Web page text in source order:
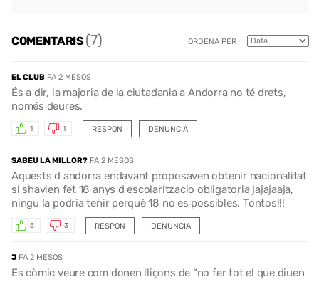
COMENTARIS(7) ORDENA PER
EL CLUB FA 2 MESOS
És a dir, la majoria de la ciutadania a Andorra no té drets,
només deures.
RESPON
1 1 DENUNCIA
SABEU LA MILLOR? FA 2 MESOS
Aquests d andorra endavant proposaven obtenir nacionalitat
si shavien fet 18 anys d escolaritzacio obligatoria jajajaaja,
ningu la podria tenir perquè 18 no es possibles. Tontos!!!
RESPON
5 3 DENUNCIA
J FA 2 MESOS
Es còmic veure com donen lliçons de “no fer tot el que diuen